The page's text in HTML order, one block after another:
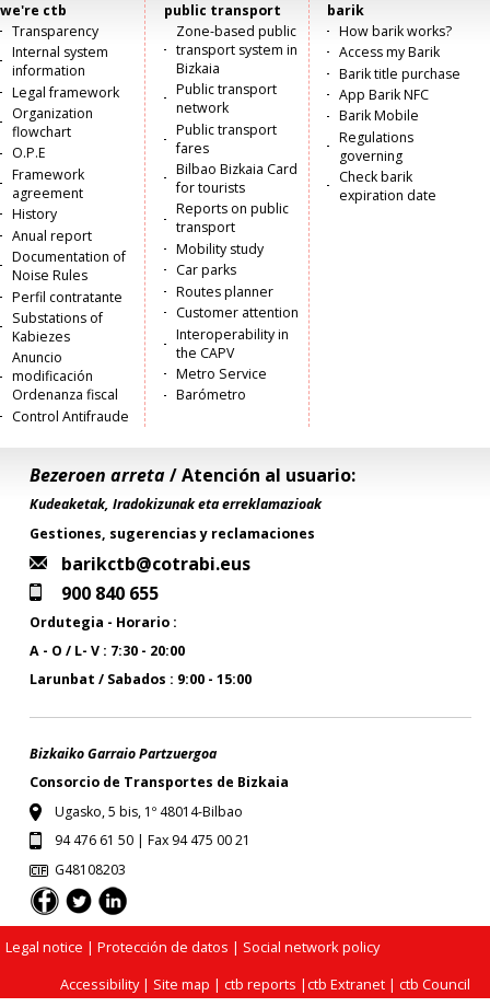
Menú
principal
we're ctb
Transparency
Internal system
information
Legal framework
Organization
flowchart
O.P.E
Framework
agreement
History
Anual report
Documentation of
Noise Rules
Perfil contratante
Substations of
Kabiezes
Anuncio
modificación
Ordenanza fiscal
Control Antifraude
public transport
Zone-based public
transport system in
Bizkaia
Public transport
network
Public transport
fares
Bilbao Bizkaia Card
for tourists
Reports on public
transport
Mobility study
Car parks
Routes planner
Customer attention
Interoperability in
the CAPV
Metro Service
Barómetro
barik
How barik works?
Access my Barik
Barik title purchase
App Barik NFC
Barik Mobile
Regulations
governing
Check barik
expiration date
Bezeroen arreta/ Atención al usuario:
Kudeaketak, Iradokizunak eta erreklamazioak
Gestiones, sugerencias y reclamaciones
barikctb@cotrabi.eus
900 840 655
Ordutegia - Horario :
A - O / L- V : 7:30 - 20:00
Larunbat / Sabados : 9:00 - 15:00
Bizkaiko Garraio Partzuergoa
Consorcio de Transportes de Bizkaia
Ugasko, 5 bis, 1º 48014-Bilbao
94 476 61 50 | Fax 94 475 00 21
G48108203
Legal notice | Protección de datos | Social network policy
Accessibility| Site map |ctb reports |ctb Extranet |ctb Council